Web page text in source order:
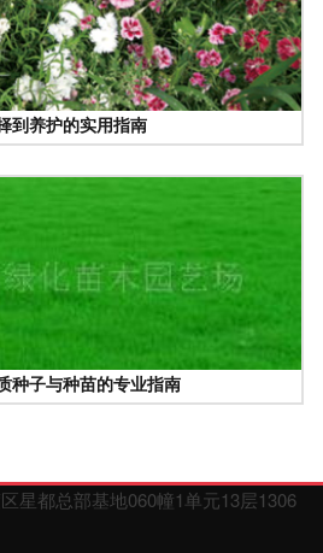
到养护的实用指南
种子与种苗的专业指南
星都总部基地060幢1单元13层1306